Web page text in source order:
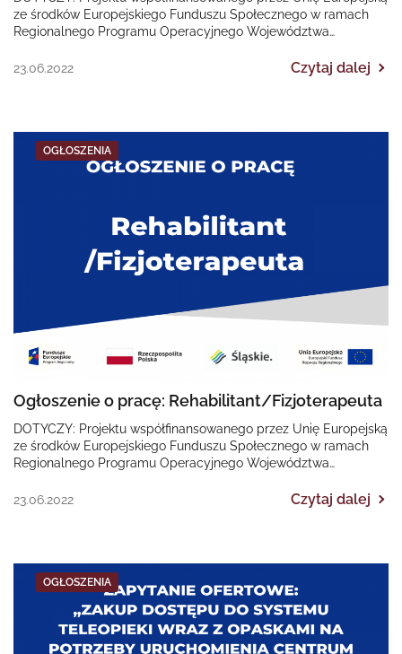
ze środków Europejskiego Funduszu Społecznego w ramach
Regionalnego Programu Operacyjnego Województwa
23.06.2022
Czytaj dalej
OGŁOSZENIA
Ogłoszenie o pracę: Rehabilitant/Fizjoterapeuta
DOTYCZY: Projektu współfinansowanego przez Unię Europejską
ze środków Europejskiego Funduszu Społecznego w ramach
Regionalnego Programu Operacyjnego Województwa
23.06.2022
Czytaj dalej
OGŁOSZENIA